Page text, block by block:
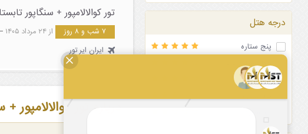
تور کوالالامپور + سنگاپور تابستان و پاییز
۷ شب و ۸ روز از ۲۴ مرداد ۱۴۰۵
ایران ایر تور
درباره تور کوالالامپور +
درجه هتل
پنج ستاره
چهار ستاره تاپ
چهار ستاره